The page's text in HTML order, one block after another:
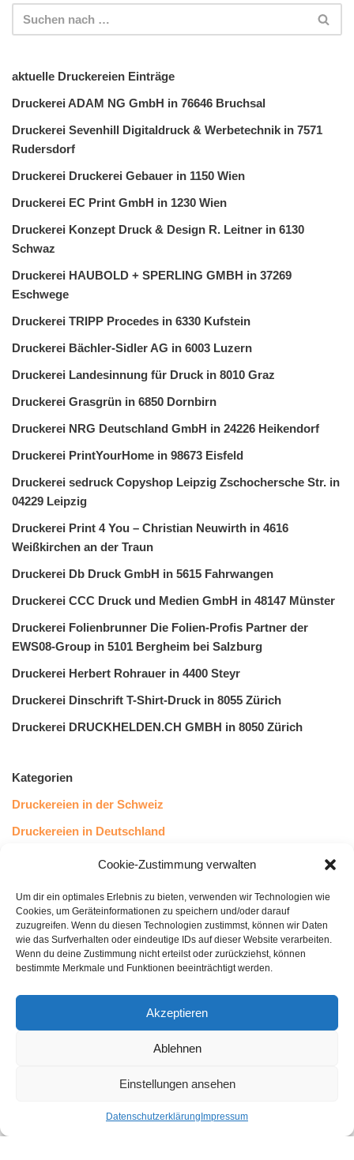
Cookie-Zustimmung verwalten
Um dir ein optimales Erlebnis zu bieten, verwenden wir Technologien wie
Cookies, um Geräteinformationen zu speichern und/oder darauf
zuzugreifen. Wenn du diesen Technologien zustimmst, können wir Daten
wie das Surfverhalten oder eindeutige IDs auf dieser Website verarbeiten.
Wenn du deine Zustimmung nicht erteilst oder zurückziehst, können
bestimmte Merkmale und Funktionen beeinträchtigt werden.
Akzeptieren
Ablehnen
Einstellungen ansehen
Datenschutzerklärung Impressum
aktuelle Druckereien Einträge
Druckerei ADAM NG GmbH in 76646 Bruchsal
Druckerei Sevenhill Digitaldruck & Werbetechnik in 7571
Rudersdorf
Druckerei Druckerei Gebauer in 1150 Wien
Druckerei EC Print GmbH in 1230 Wien
Druckerei Konzept Druck & Design R. Leitner in 6130
Schwaz
Druckerei HAUBOLD + SPERLING GMBH in 37269
Eschwege
Druckerei TRIPP Procedes in 6330 Kufstein
Druckerei Bächler-Sidler AG in 6003 Luzern
Druckerei Landesinnung für Druck in 8010 Graz
Druckerei Grasgrün in 6850 Dornbirn
Druckerei NRG Deutschland GmbH in 24226 Heikendorf
Druckerei PrintYourHome in 98673 Eisfeld
Druckerei sedruck Copyshop Leipzig Zschochersche Str. in
04229 Leipzig
Druckerei Print 4 You – Christian Neuwirth in 4616
Weißkirchen an der Traun
Druckerei Db Druck GmbH in 5615 Fahrwangen
Druckerei CCC Druck und Medien GmbH in 48147 Münster
Druckerei Folienbrunner Die Folien-Profis Partner der
EWS08-Group in 5101 Bergheim bei Salzburg
Druckerei Herbert Rohrauer in 4400 Steyr
Druckerei Dinschrift T-Shirt-Druck in 8055 Zürich
Druckerei DRUCKHELDEN.CH GMBH in 8050 Zürich
Kategorien
Druckereien in der Schweiz
Druckereien in Deutschland
Druckereien in Österreich
Kundenstimmen
43Leserstimmen